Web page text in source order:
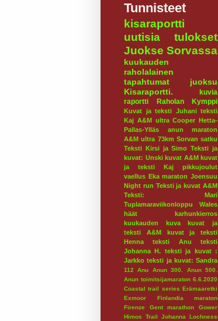
Tunnisteet
kisaraportti
uutisia
tulokset
Juokse Sorvassa
kuukauden
raholalainen
tapahtumat
juoksu
Kisaraportti.
kuvia
raportti
Raholan Kymppi
Kuvat ja teksti Juhani teksti
Kaj A&M ultra Cooper Hetta-
Pallas-Ylläs
anun maraton
A&M ultra 73km Sorvan satku
Teksti Kirsi ja Simo Teksti ja
kuvat: Unski kuvat A&M kuvat
ja teksti Kaj
pikkujoulut
vaellus Eka maraton Joensuu
Night run Teksti ja kuvat A&M
Teksti: Mari
Tuplamaraviikonloppu
Wales
häät
karhunkierros
kuukauden kuva
kuvat ja
teksti A&M
kuvat ja teksti
Henna
teksti Anu
teksti
Johanna H. teksti ja kuvat :
Jarkko teksti ja kuvat: Sandra
112 Anu Anun 300.
Anun 500.
Anun toimitsijamaraton 6.6.2020
Coastal trail series Erämaaretki
Exmoor
Finlandia maraton
Firenze
Gent marathon
Gower
Himos Trail
Johanna Lochness